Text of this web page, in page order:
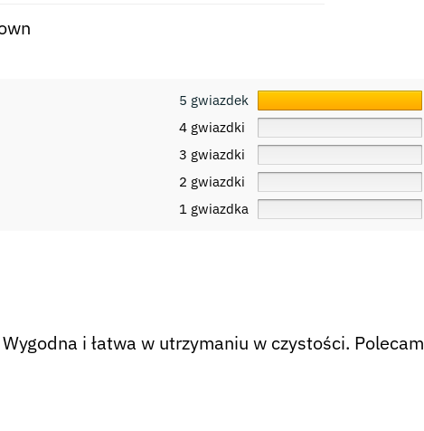
5 gwiazdek
4 gwiazdki
3 gwiazdki
2 gwiazdki
1 gwiazdka
i łatwa w utrzymaniu w czystości. Polecam